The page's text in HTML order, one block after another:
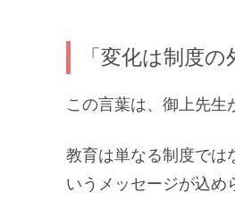
「変化は制度
この言葉は、御上先生
教育は単なる制度では
いうメッセージが込め